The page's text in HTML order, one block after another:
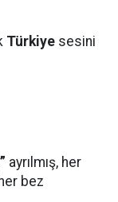
Türkiye sesini
ayrılmış, her
bez